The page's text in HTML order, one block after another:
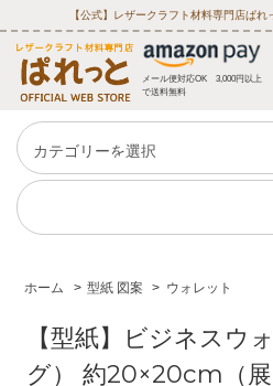
【公式】レザークラフト材料専門店ぱれ
メール便対応OK 3,000円以上
で送料無料
ホーム > 型紙 図案 > ウォレット
【型紙】ビジネスウ
グ） 約20×20cm（展